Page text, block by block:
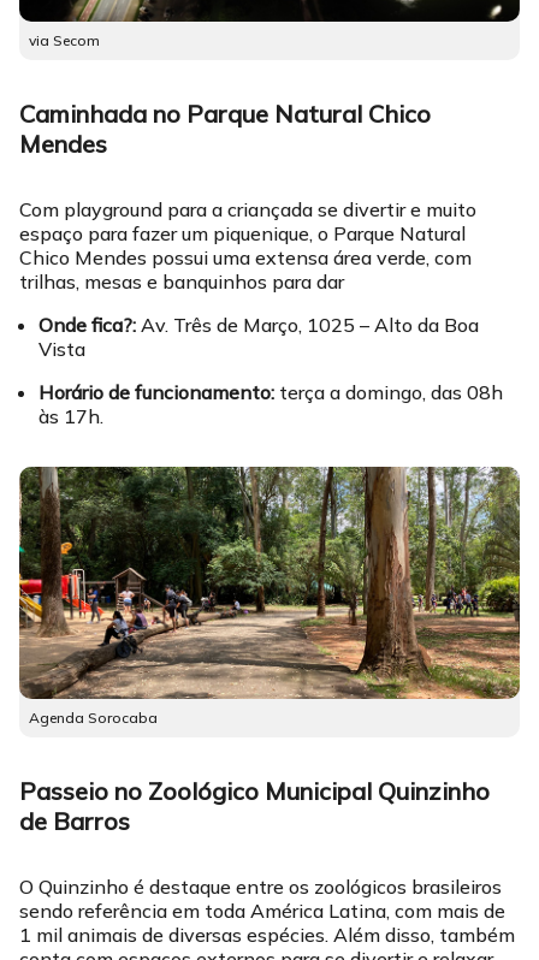
via Secom
Caminhada no Parque Natural Chico
Mendes
Com playground para a criançada se divertir e muito
espaço para fazer um piquenique, o Parque Natural
Chico Mendes possui uma extensa área verde, com
trilhas, mesas e banquinhos para dar
Onde fica?: Av. Três de Março, 1025 – Alto da Boa
Vista
Horário de funcionamento: terça a domingo, das 08h
às 17h.
Agenda Sorocaba
Passeio no Zoológico Municipal Quinzinho
de Barros
O Quinzinho é destaque entre os zoológicos brasileiros
sendo referência em toda América Latina, com mais de
1 mil animais de diversas espécies. Além disso, também